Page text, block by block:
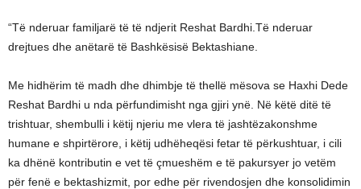
“Të nderuar familjarë të të ndjerit Reshat Bardhi.Të nderuar
drejtues dhe anëtarë të Bashkësisë Bektashiane.
Me hidhërim të madh dhe dhimbje të thellë mësova se Haxhi Dede
Reshat Bardhi u nda përfundimisht nga gjiri ynë. Në këtë ditë të
trishtuar, shembulli i këtij njeriu me vlera të jashtëzakonshme
humane e shpirtërore, i këtij udhëheqësi fetar të përkushtuar, i cili
ka dhënë kontributin e vet të çmueshëm e të pakursyer jo vetëm
për fenë e bektashizmit, por edhe për rivendosjen dhe konsolidimin